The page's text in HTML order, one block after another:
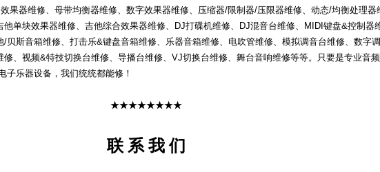
果器维修、母带均衡器维修、数字效果器维修、压缩器/限制器/压限器维修、动态/均衡处理器
他单块效果器维修、吉他综合效果器维修、DJ打碟机维修、DJ混音台维修、MIDI键盘&控制器
/贝斯音箱维修、打击乐&键盘音箱维修、乐器音箱维修、电吹管维修、模拟调音台维修、数字调
修、视频&特技切换台维修、导播台维修、VJ切换台维修、舞台音响维修等等。只要是专业音频
子乐器设备，我们统统都能修！
★★★★★★★★
联 系 我 们